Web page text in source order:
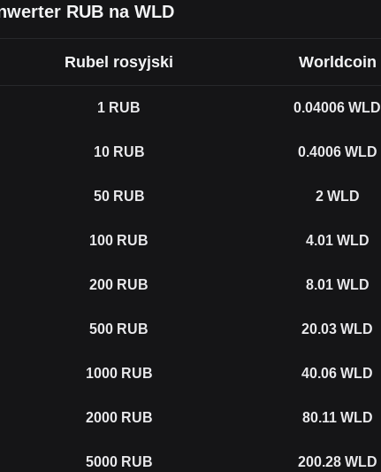
RUB na WLD
Rubel rosyjski Worldcoin
1 RUB 0.04006 WLD
10 RUB 0.4006 WLD
50 RUB 2 WLD
100 RUB 4.01 WLD
200 RUB 8.01 WLD
500 RUB 20.03 WLD
1000 RUB 40.06 WLD
2000 RUB 80.11 WLD
5000 RUB 200.28 WLD